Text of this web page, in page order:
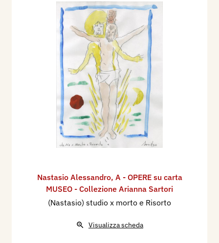
Nastasio Alessandro, A - OPERE su carta
MUSEO - Collezione Arianna Sartori
(Nastasio) studio x morto e Risorto
Visualizza scheda